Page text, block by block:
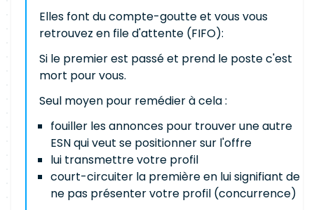
Elles font du compte-goutte et vous vous
retrouvez en file d'attente (FIFO):
Si le premier est passé et prend le poste c'est
mort pour vous.
Seul moyen pour remédier à cela :
fouiller les annonces pour trouver une autre
ESN qui veut se positionner sur l'offre
lui transmettre votre profil
court-circuiter la première en lui signifiant de
ne pas présenter votre profil (concurrence)